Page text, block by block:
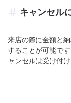
キャンセル
来店の際に金額と
することが可能で
ャンセルは受け付